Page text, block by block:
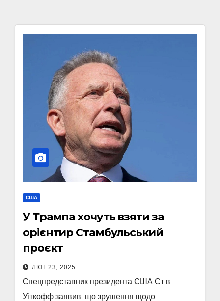
США
У Трампа хочуть взяти за
орієнтир Стамбульський
проєкт
ЛЮТ 23, 2025
Спецпредставник президента США Стів
Уіткофф заявив, що зрушення щодо